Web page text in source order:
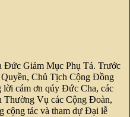
Đức Giám Mục Phụ Tá. Trước
Chủ Tịch Cộng Đồng
lời cám ơn qúy Đức Cha, các
Thường Vụ các Cộng Đoàn,
cộng tác và tham dự Đại lễ